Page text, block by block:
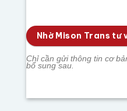
Nhờ Mison Trans tư
Chỉ cần gửi thông tin cơ
bổ sung sau.